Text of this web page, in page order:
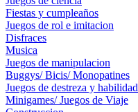
Fiestas y cumpleaños
Juegos de rol e imitacion
Disfraces
Musica
Juegos de manipulacion
Buggys/ Bicis/ Monopatines
Juegos de destreza y habilidad
Minigames/ Juegos de Viaje